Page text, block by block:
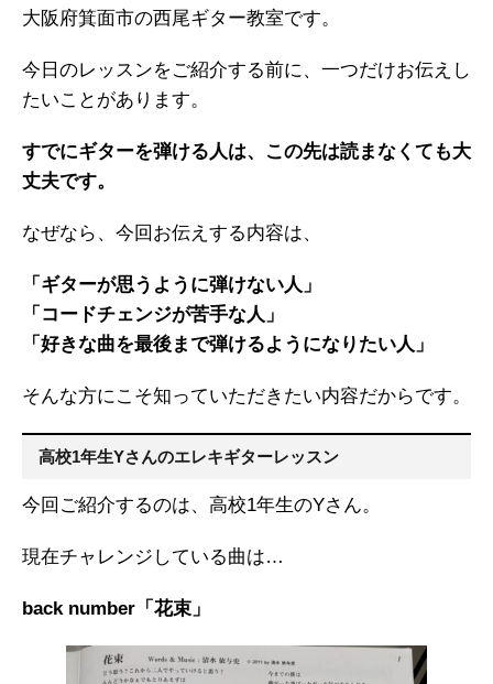
大阪府箕面市の西尾ギター教室です。
今日のレッスンをご紹介する前に、一つだけお伝えし
たいことがあります。
すでにギターを弾ける人は、この先は読まなくても大
丈夫です。
なぜなら、今回お伝えする内容は、
「ギターが思うように弾けない人」
「コードチェンジが苦手な人」
「好きな曲を最後まで弾けるようになりたい人」
そんな方にこそ知っていただきたい内容だからです。
高校1年生Yさんのエレキギターレッスン
今回ご紹介するのは、高校1年生のYさん。
現在チャレンジしている曲は…
back number「花束」